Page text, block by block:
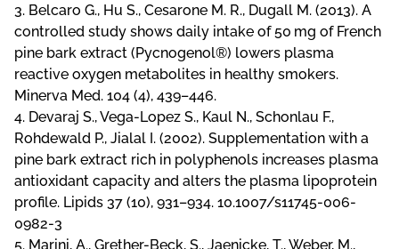
3. Belcaro G., Hu S., Cesarone M. R., Dugall M. (2013). A
controlled study shows daily intake of 50 mg of French
pine bark extract (Pycnogenol®) lowers plasma
reactive oxygen metabolites in healthy smokers.
Minerva Med. 104 (4), 439–446.
4. Devaraj S., Vega-Lopez S., Kaul N., Schonlau F.,
Rohdewald P., Jialal I. (2002). Supplementation with a
pine bark extract rich in polyphenols increases plasma
antioxidant capacity and alters the plasma lipoprotein
profile. Lipids 37 (10), 931–934. 10.1007/s11745-006-
0982-3
5. Marini, A., Grether-Beck, S., Jaenicke, T., Weber, M.,